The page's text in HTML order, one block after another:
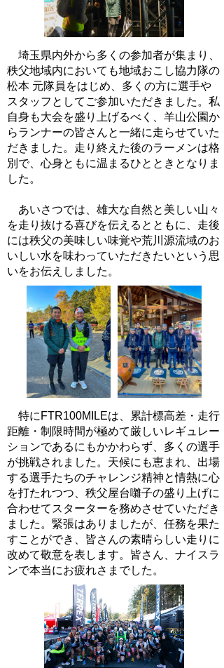
埼玉県内外から多くの参加者が集まり、
秩父地域内においても地域おこし協力隊の
松本 元隊員をはじめ、多くの方に選手や
スタッフとしてご参加いただきました。私
自身も大会を盛り上げるべく、羊山公園か
らランナーの皆さんと一緒に走らせていた
だきました。走り終えた後のラーメンは格
別で、心身ともに温まるひとときとなりま
した。
あいさつでは、雄大な自然と美しい山々
を走り抜ける喜びを伝えるとともに、走後
には秩父の美味しい味覚や荒川源流域のお
いしい水を味わっていただきたいという思
いをお伝えしました。
特にFTR100MILEは、累計標高差・走行
距離・制限時間が極めて厳しいレギュレー
ションであるにもかかわらず、多くの選手
が挑戦されました。天候にも恵まれ、出場
する選手たちのチャレンジ精神と情熱に心
を打たれつつ、秩父屋台囃子の盛り上げに
合わせてスターターを務めさせていただき
ました。緊張はありましたが、任務を果た
すことができ、皆さんの素晴らしい走りに
改めて敬意を表します。皆さん、ナイスラ
ンで本当にお疲れさまでした。